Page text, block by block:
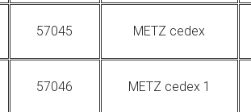
57045 METZ cedex
57046 METZ cedex 1